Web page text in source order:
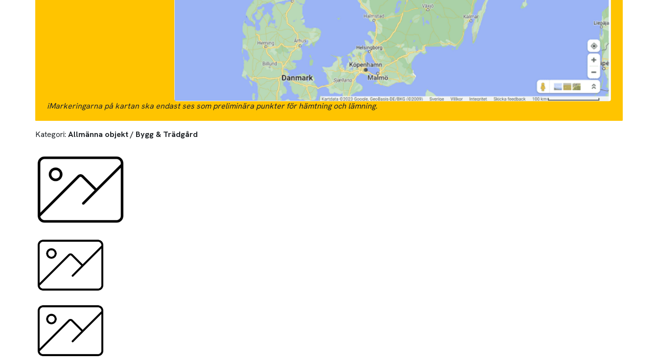
iMarkeringarna på kartan ska endast ses som preliminära punkter för hämtning och lämning.
Kategori: Allmänna objekt / Bygg & Trädgård